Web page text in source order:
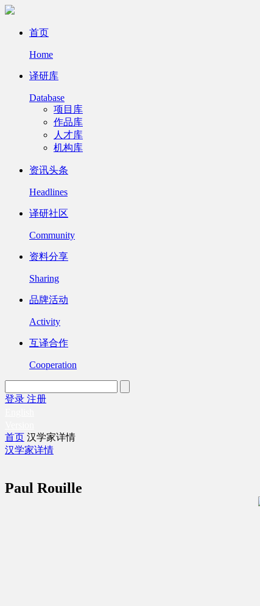
首页
Home
译研库
Database
项目库
作品库
人才库
机构库
资讯头条
Headlines
译研社区
Community
资料分享
Sharing
品牌活动
Activity
互译合作
Cooperation
登录 注册
首页 汉学家详情
汉学家详情
Paul Rouille